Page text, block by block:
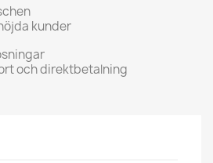
kunder
och direktbetalning